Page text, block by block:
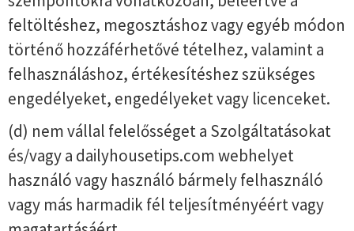
feltöltéshez, megosztáshoz vagy egyéb módon
történő hozzáférhetővé tételhez, valamint a
felhasználáshoz, értékesítéshez szükséges
engedélyeket, engedélyeket vagy licenceket.
(d) nem vállal felelősséget a Szolgáltatásokat
és/vagy a dailyhousetips.com webhelyet
használó vagy használó bármely felhasználó
vagy más harmadik fél teljesítményéért vagy